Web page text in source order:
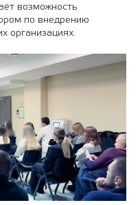
возможность
по внедрению
организациях.